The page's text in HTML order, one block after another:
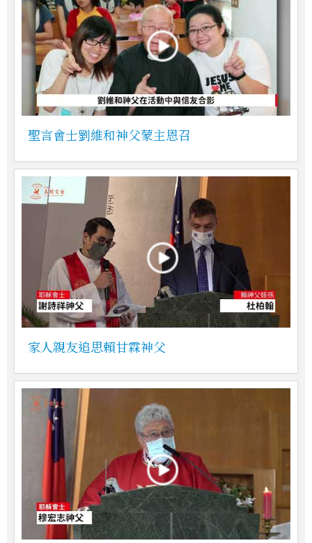
聖言會士劉維和神父蒙主恩召
家人親友追思賴甘霖神父